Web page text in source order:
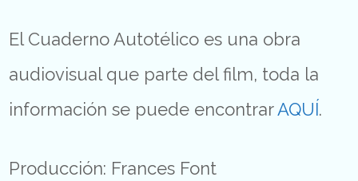
El Cuaderno Autotélico es una obra
audiovisual que parte del film, toda la
información se puede encontrarAQUÍ.
Producción: Frances Font